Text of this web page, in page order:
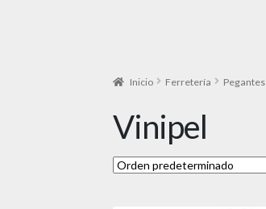
Inicio Ferretería Pegantes
Vinipel